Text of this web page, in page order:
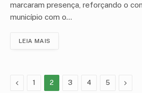
marcaram presença, reforçando o
município com o…
LEIA MAIS
Anterior
1 2 3 4 5